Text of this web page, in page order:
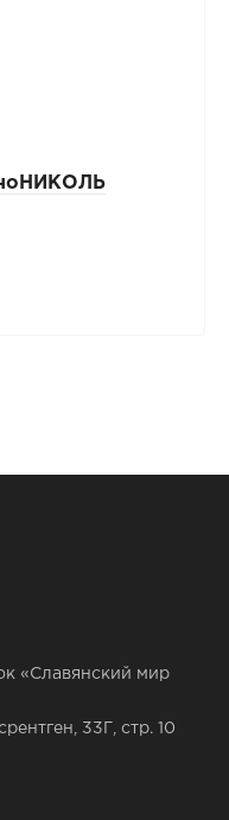
«Славянский мир
33Г, стр. 10